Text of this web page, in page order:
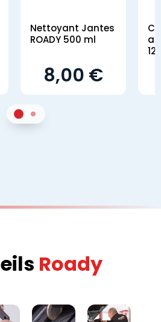
Nettoyant Jantes
ROADY 500 ml
8,00 €
Sur 22Sur 2
Roady